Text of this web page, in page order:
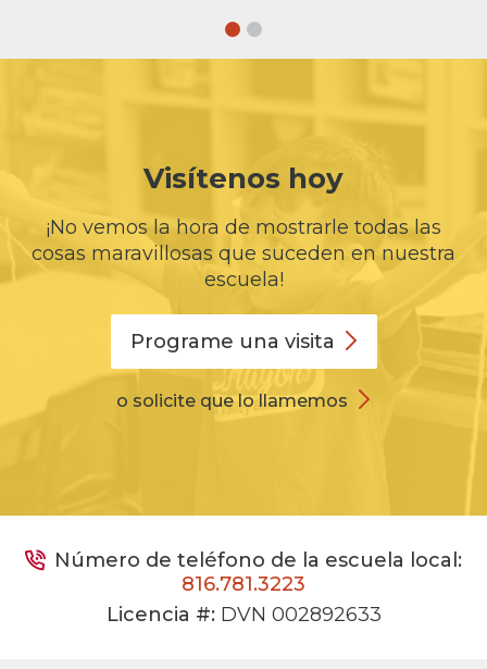
Visítenos hoy
¡No vemos la hora de mostrarle todas las
cosas maravillosas que suceden en nuestra
escuela!
Programe una visita
o solicite que lo llamemos
Número de teléfono de la escuela local:
816.781.3223
Licencia #:DVN 002892633